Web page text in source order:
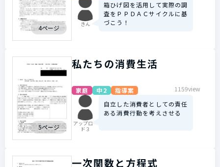
4ページ きん
箱ひげ図を活用して実際の調
査をＰＰＤＡＣサイクルに基
づこう！
5ページ
私たちの消費生活
家庭 中2 指導案 1159view
アップロー
ド３
自立した消費者としての責任
ある消費行動を考えさせる
一次関数と方程式